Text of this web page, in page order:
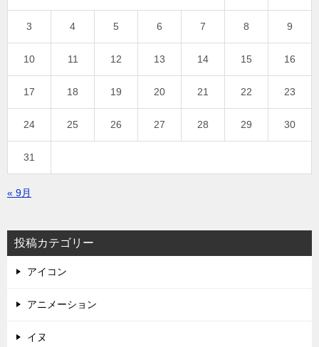
3 4 5 6 7 8 9
10 11 12 13 14 15 16
17 18 19 20 21 22 23
24 25 26 27 28 29 30
31
« 9月
投稿カテゴリー
アイコン
アニメーション
イヌ